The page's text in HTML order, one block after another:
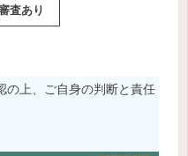
査あり
上、ご自身の判断と責任